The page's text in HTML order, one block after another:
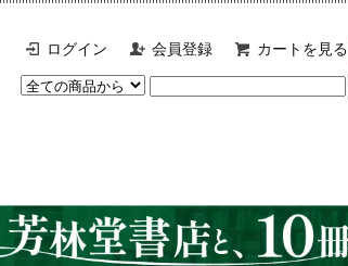
ログイン 会員登録 カートを見る